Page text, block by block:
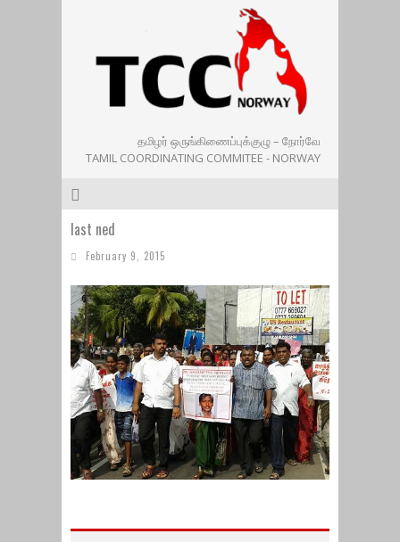
தமிழர் ஒருங்கிணைப்புக்குழு – நோர்வே
TAMIL COORDINATING COMMITEE - NORWAY
last ned
February 9, 2015